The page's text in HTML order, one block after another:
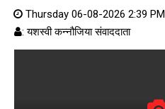
Thursday 06-08-2026 2:39 PM
: यशस्वी कन्नौजिया संवाददाता